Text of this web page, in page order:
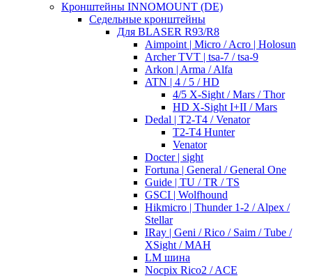
Кронштейны INNOMOUNT (DE)
Седельные кронштейны
Для BLASER R93/R8
Aimpoint | Micro / Acro | Holosun
Archer TVT | tsa-7 / tsa-9
Arkon | Arma / Alfa
ATN | 4 / 5 / HD
4/5 X-Sight / Mars / Thor
HD X-Sight I+II / Mars
Dedal | T2-T4 / Venator
T2-T4 Hunter
Venator
Docter | sight
Fortuna | General / General One
Guide | TU / TR / TS
GSCI | Wolfhound
Hikmicro | Thunder 1-2 / Alpex /
Stellar
IRay | Geni / Rico / Saim / Tube /
XSight / MAH
LM шина
Nocpix Rico2 / ACE